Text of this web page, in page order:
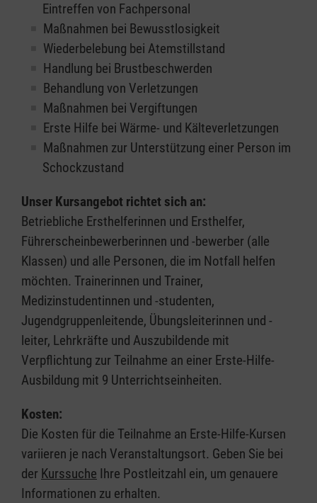
Eintreffen von Fachpersonal
Maßnahmen bei Bewusstlosigkeit
Wiederbelebung bei Atemstillstand
Handlung bei Brustbeschwerden
Behandlung von Verletzungen
Maßnahmen bei Vergiftungen
Erste Hilfe bei Wärme- und Kälteverletzungen
Maßnahmen zur Unterstützung einer Person im
Schockzustand
Unser Kursangebot richtet sich an:
Betriebliche Ersthelferinnen und Ersthelfer,
Führerscheinbewerberinnen und -bewerber (alle
Klassen) und alle Personen, die im Notfall helfen
möchten. Trainerinnen und Trainer,
Medizinstudentinnen und -studenten,
Jugendgruppenleitende, Übungsleiterinnen und -
leiter, Lehrkräfte und Auszubildende mit
Verpflichtung zur Teilnahme an einer Erste-Hilfe-
Ausbildung mit 9 Unterrichtseinheiten.
Kosten:
Die Kosten für die Teilnahme an Erste-Hilfe-Kursen
variieren je nach Veranstaltungsort. Geben Sie bei
der Kurssuche Ihre Postleitzahl ein, um genauere
Informationen zu erhalten.